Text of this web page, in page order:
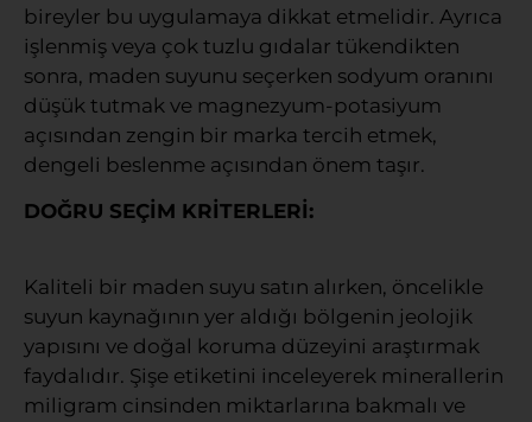
bireyler bu uygulamaya dikkat etmelidir. Ayrıca
işlenmiş veya çok tuzlu gıdalar tükendikten
sonra, maden suyunu seçerken sodyum oranını
düşük tutmak ve magnezyum-potasiyum
açısından zengin bir marka tercih etmek,
dengeli beslenme açısından önem taşır.
DOĞRU SEÇİM KRİTERLERİ:
Kaliteli bir maden suyu satın alırken, öncelikle
suyun kaynağının yer aldığı bölgenin jeolojik
yapısını ve doğal koruma düzeyini araştırmak
faydalıdır. Şişe etiketini inceleyerek minerallerin
miligram cinsinden miktarlarına bakmalı ve